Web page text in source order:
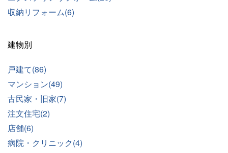
収納リフォーム(6)
建物別
戸建て(86)
マンション(49)
古民家・旧家(7)
注文住宅(2)
店舗(6)
病院・クリニック(4)